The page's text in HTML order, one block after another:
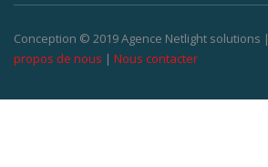
Conception © 2019 Agence Netlight solutions |
propos de nous | Nous contacter